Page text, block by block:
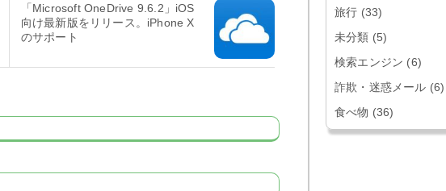
「Microsoft OneDrive 9.6.2」iOS
向け最新版をリリース。iPhone X
のサポート
旅行 (33)
未分類 (5)
検索エンジン (6)
詐欺・迷惑メール (6)
食べ物 (36)